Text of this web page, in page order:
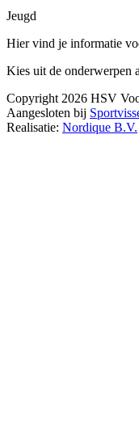
Jeugd
Hier vind je informatie
Kies uit de onderwerpen
Copyright 2026 HSV
Aangesloten bij
Realisatie: Nordique B.V.